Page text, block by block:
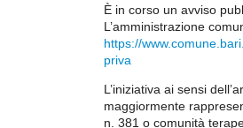
È in corso un avviso
L’amministrazione
https://
priva
L’iniziativa ai sensi
maggiormente
n. 381 o comunità